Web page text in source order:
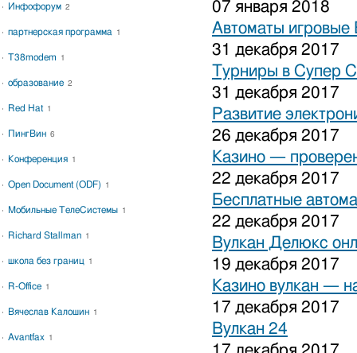
07 января 2018
Автоматы игровые
31 декабря 2017
Турниры в Супер
31 декабря 2017
Развитие
26 декабря 2017
Казино —
22 декабря 2017
Бесплатные
22 декабря 2017
Вулкан Делюкс
19 декабря 2017
Казино вулкан —
17 декабря 2017
Вулкан 24
Инфофорум 2
партнерская программа 1
T38modem 1
образование 2
Red Hat 1
ПингВин 6
Конференция 1
Open Document (ODF) 1
Мобильные ТелеСистемы 1
Richard Stallman 1
школа без границ 1
R-Office 1
Вячеслав Калошин 1
Avantfax 1